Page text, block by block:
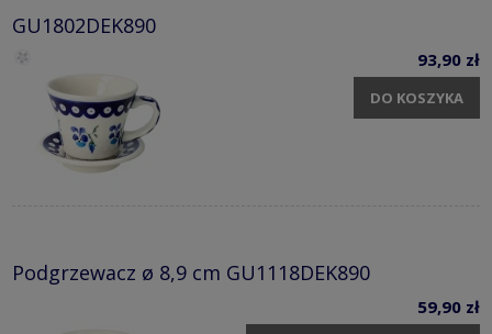
GU1802DEK890
93,90 zł
DO KOSZYKA
Podgrzewacz ø 8,9 cm GU1118DEK890
59,90 zł